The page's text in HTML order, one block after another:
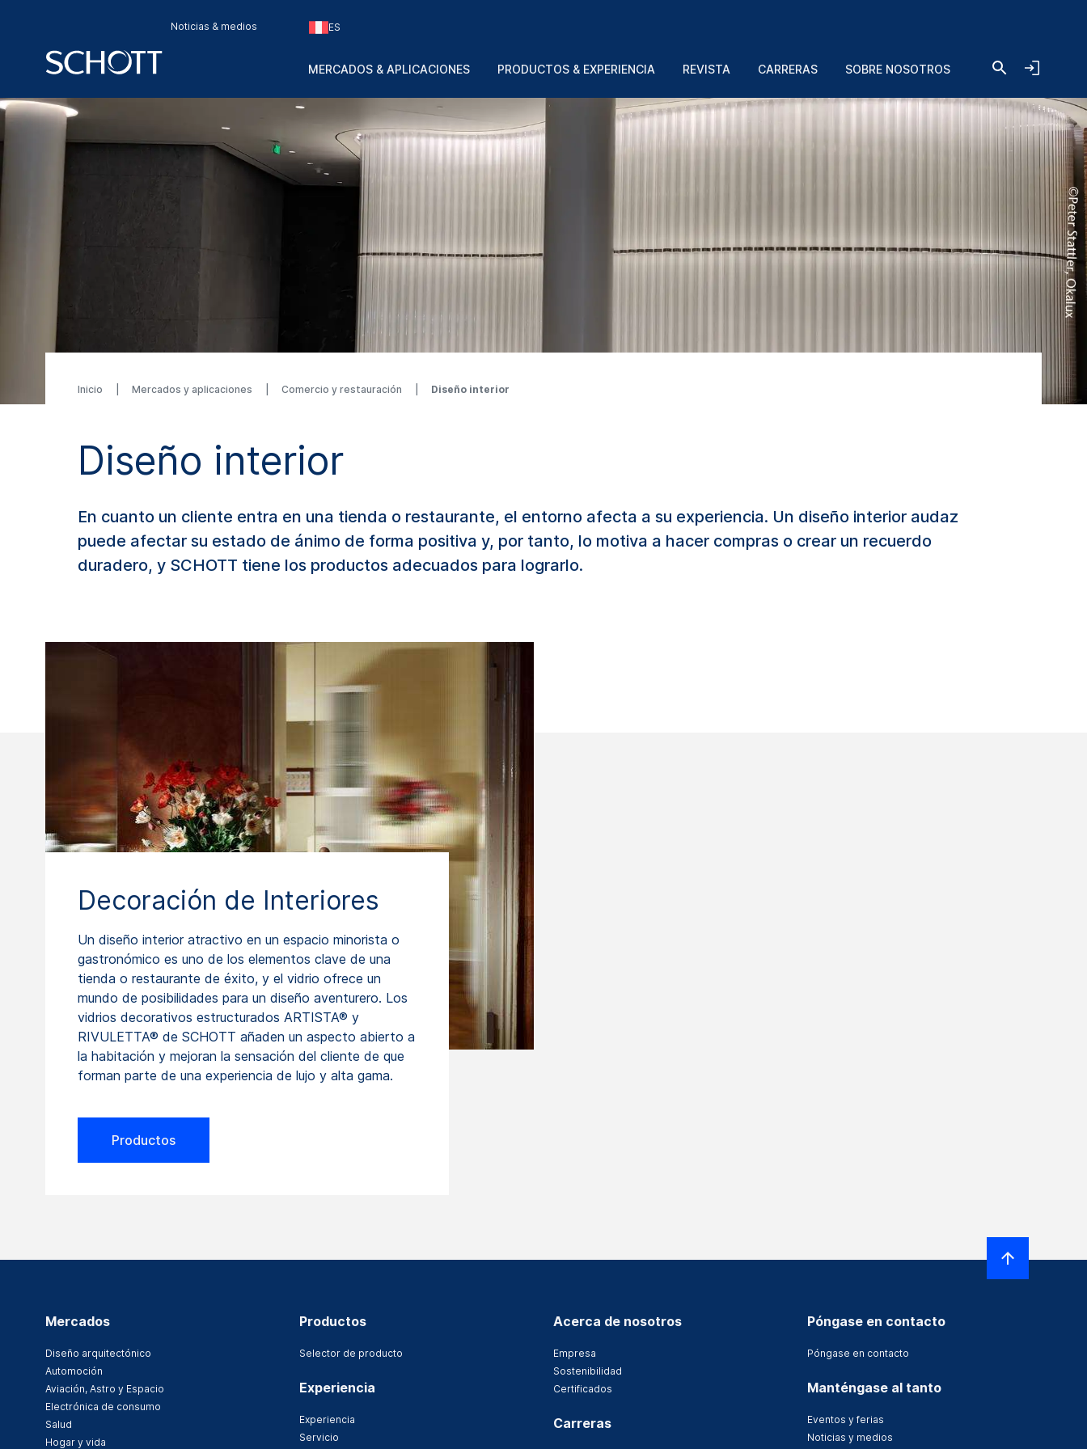
Noticias & medios ES
MERCADOS & APLICACIONES PRODUCTOS & EXPERIENCIA REVISTA CARRERAS SOBRE NOSOTROS
Inicio Mercados y aplicaciones Comercio y restauración Diseño interior
Diseño interior
En cuanto un cliente entra en una tienda o restaurante, el entorno afecta a su experiencia. Un diseño interior audaz
puede afectar su estado de ánimo de forma positiva y, por tanto, lo motiva a hacer compras o crear un recuerdo
duradero, y SCHOTT tiene los productos adecuados para lograrlo.
Decoración de Interiores
Un diseño interior atractivo en un espacio minorista o
gastronómico es uno de los elementos clave de una
tienda o restaurante de éxito, y el vidrio ofrece un
mundo de posibilidades para un diseño aventurero. Los
vidrios decorativos estructurados ARTISTA® y
RIVULETTA® de SCHOTT añaden un aspecto abierto a
la habitación y mejoran la sensación del cliente de que
forman parte de una experiencia de lujo y alta gama.
Productos
Mercados
Diseño arquitectónico
Automoción
Aviación, Astro y Espacio
Electrónica de consumo
Salud
Hogar y vida
Productos
Selector de producto
Experiencia
Experiencia
Servicio
Acerca de nosotros
Empresa
Sostenibilidad
Certificados
Carreras
Póngase en contacto
Póngase en contacto
Manténgase al tanto
Eventos y ferias
Noticias y medios